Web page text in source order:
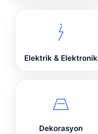
Elektrik & Elektronik
Dekorasyon